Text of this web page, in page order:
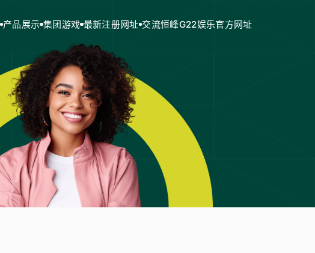
产品展示 集团游戏 最新注册网址 交流恒峰G22娱乐官方网址